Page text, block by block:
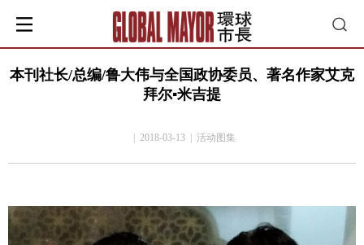
本刊社长/总编/鲁大伟与全国政协委员、著名作家艾克
拜尔▪米吉提
| 2018-03-13 | 活动图集